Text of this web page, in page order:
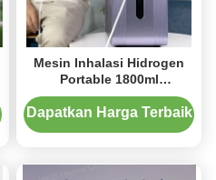
Mesin Inhalasi Hidrogen
Portable 1800ml
1200ml/menit H2 Output
Dapatkan Harga Terbaik